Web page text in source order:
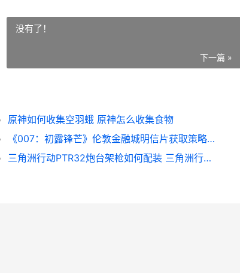
没有了！
下一篇 »
原神如何收集空羽蛾 原神怎么收集食物
《007：初露锋芒》伦敦金融城明信片获取策略 初露锋芒007
三角洲行动PTR32炮台架枪如何配装 三角洲行动PTR32最强改改装